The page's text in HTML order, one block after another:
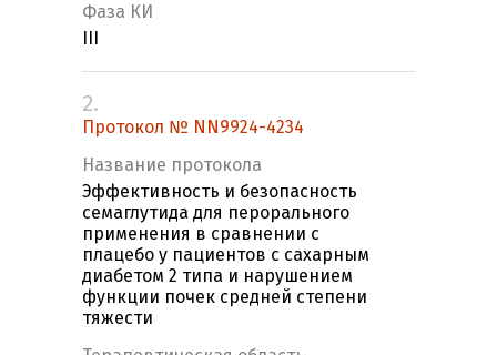
Фаза КИ
2.
Протокол № NN9924-4234
Название протокола
Эффективность и безопасность
семаглутида для перорального
применения в сравнении с
плацебо у пациентов с сахарным
диабетом 2 типа и нарушением
функции почек средней степени
тяжести